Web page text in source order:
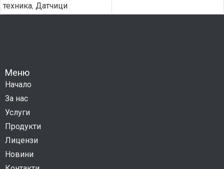
техника, Датчици
Меню
Начало
За нас
Услуги
Продукти
Лицензи
Новини